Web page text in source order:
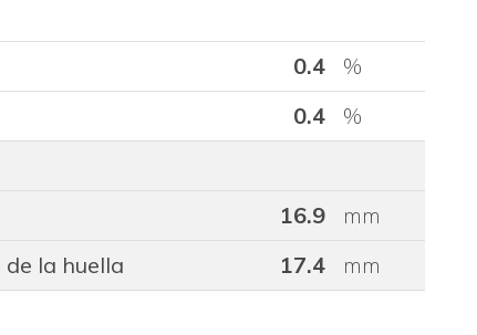
0.4
%
0.4 %
16.9
mm
la huella
17.4 mm